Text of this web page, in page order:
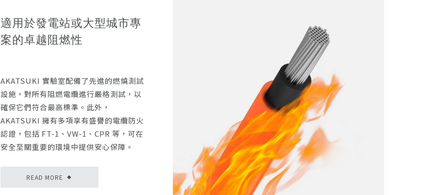
適用於發電站或大型城市專
案的卓越阻燃性
AKATSUKI 實驗室配備了先進的燃燒測試
設施，對所有阻燃電纜進行嚴格測試，以
確保它們符合最高標準。此外，
AKATSUKI 擁有多項享有盛譽的電纜防火
認證，包括 FT-1、VW-1、CPR 等，可在
安全至關重要的環境中提供安心保障。
READ MORE ◆